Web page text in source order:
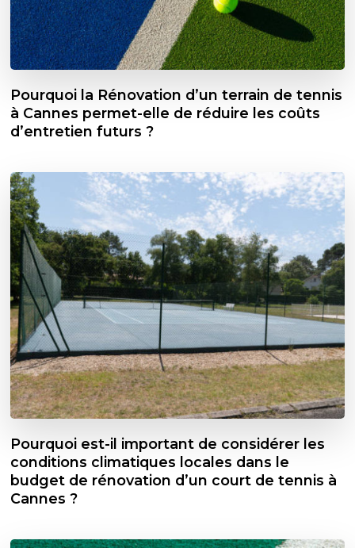
Pourquoi la Rénovation d’un terrain de tennis
à Cannes permet-elle de réduire les coûts
d’entretien futurs ?
Pourquoi est-il important de considérer les
conditions climatiques locales dans le
budget de rénovation d’un court de tennis à
Cannes ?